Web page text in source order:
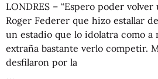
LONDRES – “Espero poder volver
Roger Federer que hizo estallar
un estadio que lo idolatra como a
extraña bastante verlo competir.
desfilaron por la